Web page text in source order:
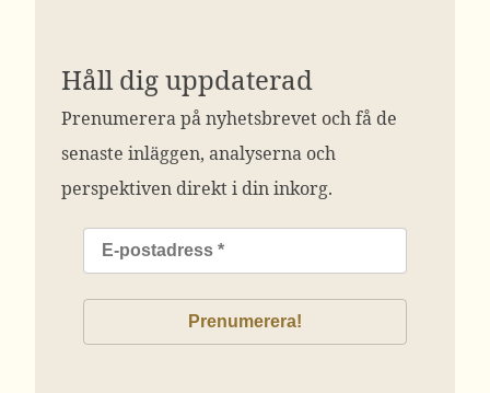
Håll dig uppdaterad
Prenumerera på nyhetsbrevet och få de
senaste inläggen, analyserna och
perspektiven direkt i din inkorg.